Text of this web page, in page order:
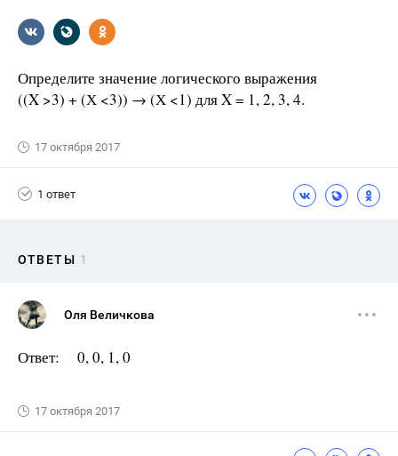
Определите значение логического выражения
((X >3) + (Х <3)) → (Х <1) для X = 1, 2, 3, 4.
17 октября 2017
1 ответ
ОТВЕТЫ 1
Оля Величкова
Ответ: 0, 0, 1, 0
17 октября 2017